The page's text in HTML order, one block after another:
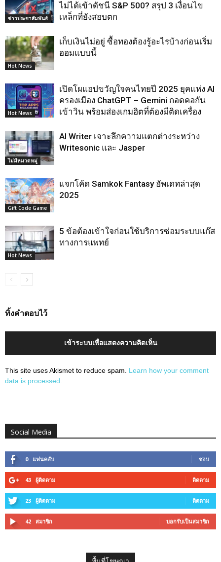
ข่าวประชาสัมพันธ์
ไม่ได้เข้าดัชนี S&P 500? สรุป 3 เงื่อนไข
เหล็กที่ยังสอบตก
Hot News
เก็บเงินไม่อยู่ ซื้อทองต้องรู้อะไรบ้างก่อนเริ่ม
ออมแบบนี้
Hot News
เปิดโผแอปขวัญใจคนไทยปี 2025 ยุคแห่ง AI
ครองเมือง ChatGPT – Gemini กอดคอกัน
เข้าวิน พร้อมส่องเกมฮิตที่ต้องมีติดเครื่อง
ไม่มีหมวดหมู่
AI Writer เจาะลึกความแตกต่างระหว่าง
Writesonic และ Jasper
Gift Code Game
แจกโค้ด Samkok Fantasy อัพเดทล่าสุด
2025
Hot News
5 ข้อต้องเข้าใจก่อนใช้บริการซ่อมระบบแก๊ส
ทางการแพทย์
ทิ้งคำตอบไว้
เข้าระบบเพื่อแสดงความคิดเห็น
This site uses Akismet to reduce spam. Learn how your comment
data is processed.
Social Media
0 แฟนคลับ ชอบ
43 ผู้ติดตาม ติดตาม
23 ผู้ติดตาม ติดตาม
42 สมาชิก บอกรับเป็นสมาชิก